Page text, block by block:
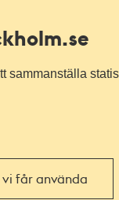
sammanställa
får använda